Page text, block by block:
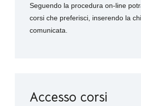
Seguendo la procedura on-line
corsi che preferisci, inserendo la
comunicata.
Accesso corsi